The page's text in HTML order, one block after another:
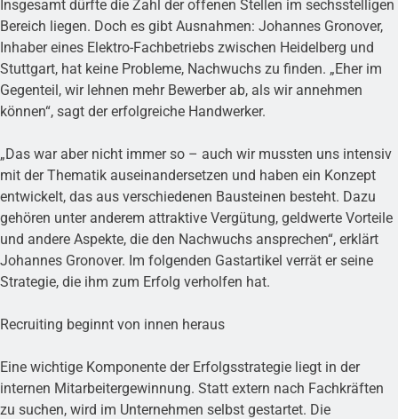
Insgesamt dürfte die Zahl der offenen Stellen im sechsstelligen
Bereich liegen. Doch es gibt Ausnahmen: Johannes Gronover,
Inhaber eines Elektro-Fachbetriebs zwischen Heidelberg und
Stuttgart, hat keine Probleme, Nachwuchs zu finden. „Eher im
Gegenteil, wir lehnen mehr Bewerber ab, als wir annehmen
können“, sagt der erfolgreiche Handwerker.
„Das war aber nicht immer so – auch wir mussten uns intensiv
mit der Thematik auseinandersetzen und haben ein Konzept
entwickelt, das aus verschiedenen Bausteinen besteht. Dazu
gehören unter anderem attraktive Vergütung, geldwerte Vorteile
und andere Aspekte, die den Nachwuchs ansprechen“, erklärt
Johannes Gronover. Im folgenden Gastartikel verrät er seine
Strategie, die ihm zum Erfolg verholfen hat.
Recruiting beginnt von innen heraus
Eine wichtige Komponente der Erfolgsstrategie liegt in der
internen Mitarbeitergewinnung. Statt extern nach Fachkräften
zu suchen, wird im Unternehmen selbst gestartet. Die